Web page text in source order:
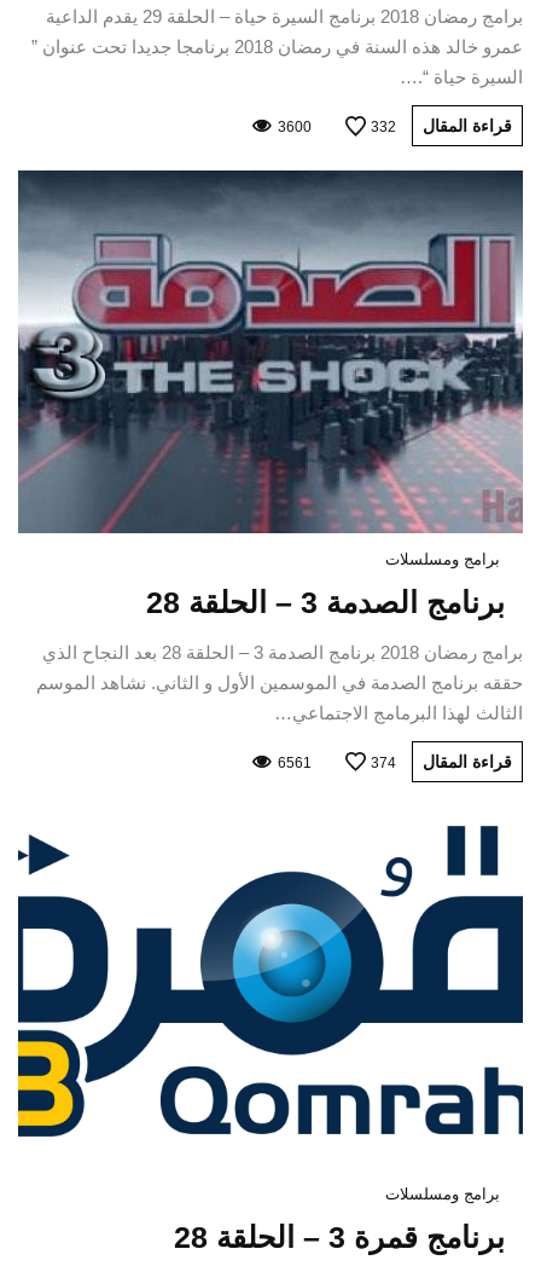
برامج رمضان 2018 برنامج السيرة حياة – الحلقة 29 يقدم الداعية
عمرو خالد هذه السنة في رمضان 2018 برنامجا جديدا تحت عنوان ”
السيرة حياة “.…
قراءة المقال 332
3600
برامج ومسلسلات
برنامج الصدمة 3 – الحلقة 28
برامج رمضان 2018 برنامج الصدمة 3 – الحلقة 28 بعد النجاح الذي
حققه برنامج الصدمة في الموسمين الأول و الثاني. نشاهد الموسم
الثالث لهذا البرمامج الاجتماعي…
قراءة المقال 374
6561
برامج ومسلسلات
برنامج قمرة 3 – الحلقة 28